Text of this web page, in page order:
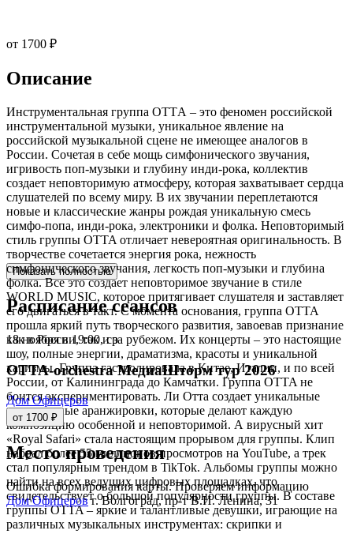
от 1700 ₽
Описание
Инструментальная группа OTTА – это феномен российской
инструментальной музыки, уникальное явление на
российской музыкальной сцене не имеющее аналогов в
России. Сочетая в себе мощь симфонического звучания,
игривость поп-музыки и глубину инди-рока, коллектив
создает неповторимую атмосферу, которая захватывает сердца
слушателей по всему миру. В их звучании переплетаются
новые и классические жанры рождая уникальную смесь
симфо-попа, инди-рока, электроники и фолка. Неповторимый
стиль группы OTTA отличает невероятная оригинальность. В
творчестве сочетается энергия рока, нежность
симфонического звучания, легкость поп-музыки и глубина
фолка. Все это создает неповторимое звучание в стиле
WORLD MUSIC, которое притягивает слушателя и заставляет
его двигаться в такт. С момента основания, группа OTTA
прошла яркий путь творческого развития, завоевав признание
как в России, так и за рубежом. Их концерты – это настоящие
шоу, полные энергии, драматизма, красоты и уникальной
харизмы. Группа гастролировала в Китае, Италии, и по всей
России, от Калининграда до Камчатки. Группа OTTA не
боится экспериментировать. Ли Отта создает уникальные
музыкальные аранжировки, которые делают каждую
композицию особенной и неповторимой. А вирусный хит
«Royal Safari» стала настоящим прорывом для группы. Клип
набрал более 55 миллионов просмотров на YouTube, а трек
стал популярным трендом в TikTok. Альбомы группы можно
найти на всех ведущих цифровых площадках, что
свидетельствует о большой популярности группы. В составе
группы OTTA – яркие и талантливые девушки, играющие на
различных музыкальных инструментах: скрипки и
Показать полностью
Расписание сеансов
18 ноября в 19:00, ср
ОТТА-orchestra МедиаШторм тур 2026
Дом Офицеров
от 1700 ₽
Место проведения
Ошибка формирования карты. Проверяем информацию
Дом Офицеров г. Волгоград, пр-т В.И. Ленина, 31